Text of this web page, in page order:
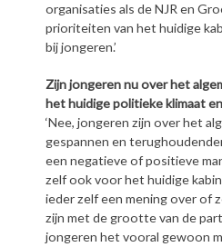
organisaties als de NJR en
prioriteiten van het huidige
bij jongeren.’
Zijn jongeren nu over het
het huidige politieke klimaat
‘Nee, jongeren zijn over het
gespannen en
een negatieve of positieve
zelf ook voor het huidige
ieder zelf een mening over of
zijn met de grootte van de
jongeren het vooral gewoon